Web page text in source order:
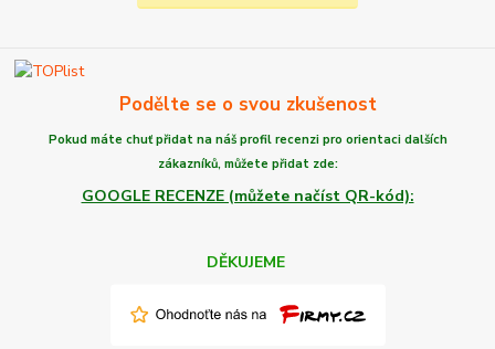
Podělte se o svou zkušenost
Pokud máte chuťpřidat na náš profil recenzi pro orientaci dalších
zákazníků, můžete přidat zde:
GOOGLE RECENZE (můžete načíst QR-kód):
DĚKUJEME